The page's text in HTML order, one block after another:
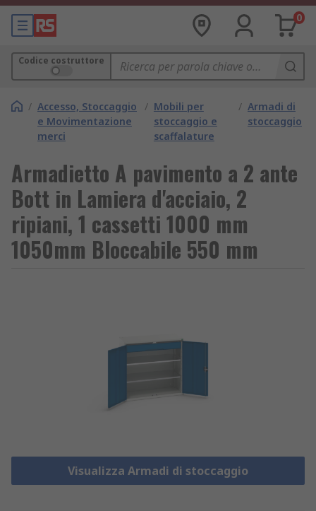
0
Codice costruttore
/ Accesso, Stoccaggio
e Movimentazione
merci
/ Mobili per
stoccaggio e
scaffalature
/ Armadi di
stoccaggio
Armadietto A pavimento a 2 ante
Bott in Lamiera d'acciaio, 2
ripiani, 1 cassetti 1000 mm
1050mm Bloccabile 550 mm
Visualizza Armadi di stoccaggio